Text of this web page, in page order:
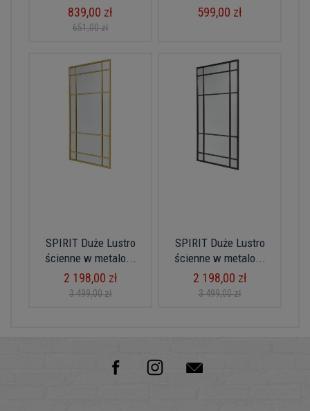
839,00 zł
651,00 zł
599,00 zł
SPIRIT Duże Lustro
ścienne w metalo...
2 198,00 zł
3 499,00 zł
SPIRIT Duże Lustro
ścienne w metalo...
2 198,00 zł
3 499,00 zł